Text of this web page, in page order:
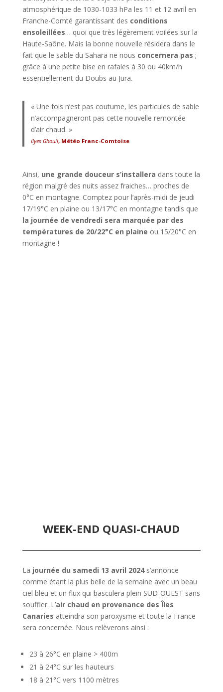
atmosphérique de 1030-1033 hPa les 11 et 12 avril en
Franche-Comté garantissant des conditions
ensoleillées… quoi que très légèrement voilées sur la
Haute-Saône. Mais la bonne nouvelle résidera dans le
fait que le sable du Sahara ne nous concernera pas ;
grâce à une petite bise en rafales à 30 ou 40km/h
essentiellement du Doubs au Jura.
« Une fois n’est pas coutume, les particules de sable
n’accompagneront pas cette nouvelle remontée
d’air chaud. »
Ilyes Ghouil, Météo Franc-Comtoise
Ainsi, une grande douceur s’installera dans toute la
région malgré des nuits assez fraiches… proches de
0°C en montagne. Comptez pour l’après-midi de jeudi
17/19°C en plaine ou 13/17°C en montagne tandis que
la journée de vendredi sera marquée par des
températures de 20/22°C en plaine ou 15/20°C en
montagne !
WEEK-END QUASI-CHAUD
La journée du samedi 13 avril 2024s’annonce
comme étant la plus belle de la semaine avec un beau
ciel bleu et un flux qui basculera plein SUD-OUEST sans
souffler. L’air chaud en provenance des Îles
Canaries atteindra son paroxysme et toute la France
sera concernée. Nous relèverons ainsi :
23 à 26°C en plaine > 400m
21 à 24°C sur les hauteurs
18 à 21°C vers 1100 mètres